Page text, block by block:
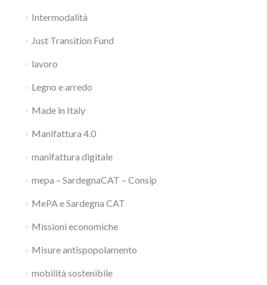
Intermodalità
Just Transition Fund
lavoro
Legno e arredo
Made in Italy
Manifattura 4.0
manifattura digitale
mepa – SardegnaCAT – Consip
MePA e Sardegna CAT
Missioni economiche
Misure antispopolamento
mobilità sostenibile